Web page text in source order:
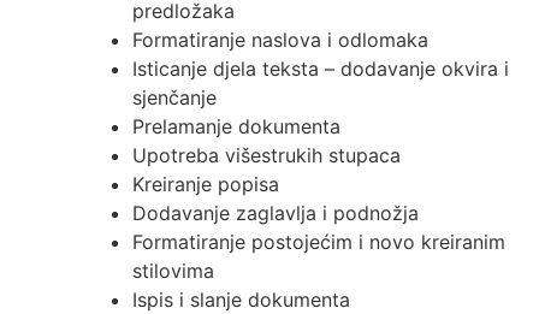
predložaka
Formatiranje naslova i odlomaka
Isticanje djela teksta – dodavanje okvira i
sjenčanje
Prelamanje dokumenta
Upotreba višestrukih stupaca
Kreiranje popisa
Dodavanje zaglavlja i podnožja
Formatiranje postojećim i novo kreiranim
stilovima
Ispis i slanje dokumenta